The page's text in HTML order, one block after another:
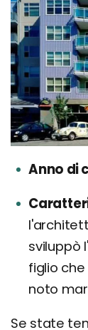
Anno di
sviluppò
figlio
noto
Se state